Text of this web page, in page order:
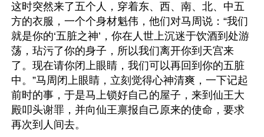
这时突然来了五个人，穿着东、西、南、北、中五
方的衣服，一个个身材魁伟，他们对马周说：“我们
就是你的‘五脏之神’，你在人世上沉迷于饮酒到处游
荡，玷污了你的身子，所以我们离开你到天宫来
了。现在请你闭上眼睛，我们可以再回到你的五脏
中。”马周闭上眼睛，立刻觉得心神清爽，一下记起
前时的事，于是马上锁好自己的屋子，来到仙王大
殿叩头谢罪，并向仙王禀报自己原来的使命，要求
再次到人间去。